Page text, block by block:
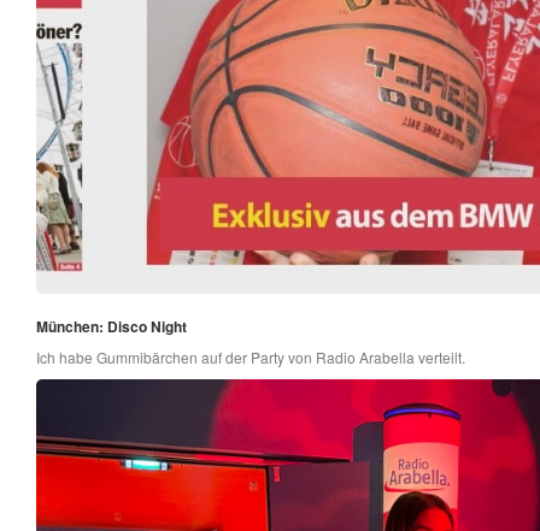
München: Disco Night
Ich habe Gummibärchen auf der Party von Radio Arabella verteilt.